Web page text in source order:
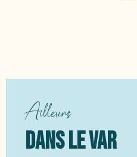
Ailleurs
DANS LE VAR